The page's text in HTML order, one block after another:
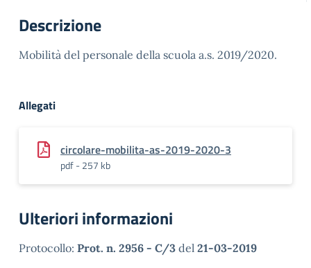
Descrizione
Mobilità del personale della scuola a.s. 2019/2020.
Allegati
circolare-mobilita-as-2019-2020-3
pdf - 257 kb
Ulteriori informazioni
Protocollo: Prot. n. 2956 - C/3 del 21-03-2019